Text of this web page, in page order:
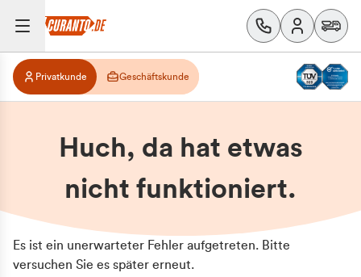
Privatkunde Geschäftskunde
Huch, da hat etwas
nicht funktioniert.
Es ist ein unerwarteter Fehler aufgetreten. Bitte
versuchen Sie es später erneut.